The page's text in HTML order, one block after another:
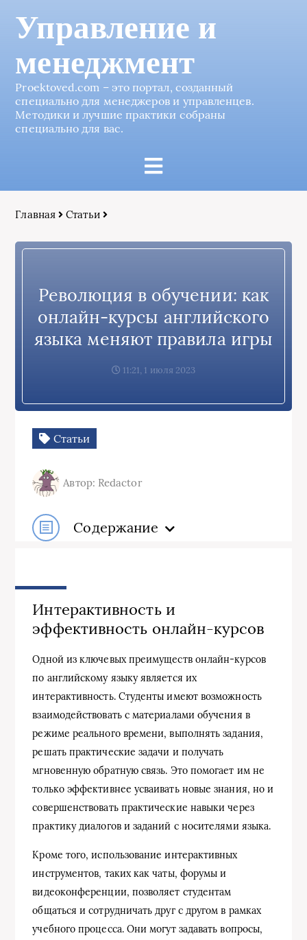
Управление и
менеджмент
Proektoved.com – это портал, созданный
специально для менеджеров и управленцев.
Методики и лучшие практики собраны
специально для вас.
Главная Статьи
Революция в обучении: как
онлайн-курсы английского
языка меняют правила игры
11:21, 1 июля 2023
Статьи
Автор: Redactor
Содержание
Интерактивность и
эффективность онлайн-курсов
Одной из ключевых преимуществ онлайн-курсов
по английскому языку является их
интерактивность. Студенты имеют возможность
взаимодействовать с материалами обучения в
режиме реального времени, выполнять задания,
решать практические задачи и получать
мгновенную обратную связь. Это помогает им не
только эффективнее усваивать новые знания, но и
совершенствовать практические навыки через
практику диалогов и заданий с носителями языка.
Кроме того, использование интерактивных
инструментов, таких как чаты, форумы и
видеоконференции, позволяет студентам
общаться и сотрудничать друг с другом в рамках
учебного процесса. Они могут задавать вопросы,